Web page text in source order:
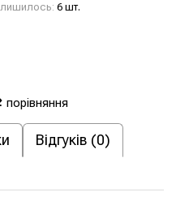
6 шт.
порівняння
Відгуків (0)